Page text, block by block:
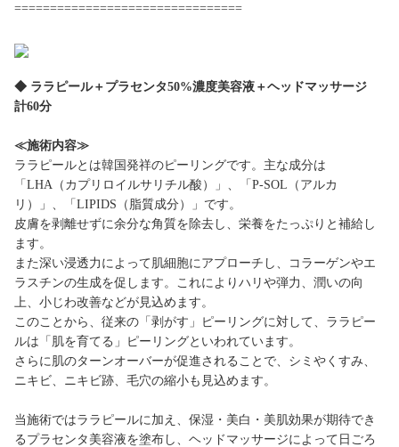
================================
◆ ララピール＋プラセンタ50%濃度美容液＋ヘッドマッサージ
計60分
≪施術内容≫
ララピールとは韓国発祥のピーリングです。主な成分は
「LHA（カプリロイルサリチル酸）」、「P-SOL（アルカ
リ）」、「LIPIDS（脂質成分）」です。
皮膚を剥離せずに余分な角質を除去し、栄養をたっぷりと補給し
ます。
また深い浸透力によって肌細胞にアプローチし、コラーゲンやエ
ラスチンの生成を促します。これによりハリや弾力、潤いの向
上、小じわ改善などが見込めます。
このことから、従来の「剥がす」ピーリングに対して、ララピー
ルは「肌を育てる」ピーリングといわれています。
さらに肌のターンオーバーが促進されることで、シミやくすみ、
ニキビ、ニキビ跡、毛穴の縮小も見込めます。
当施術ではララピールに加え、保湿・美白・美肌効果が期待でき
るプラセンタ美容液を塗布し、ヘッドマッサージによって日ごろ